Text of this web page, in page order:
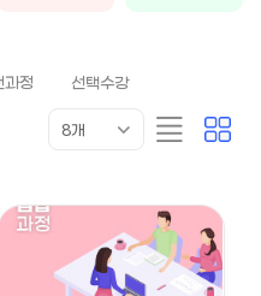
과정 선택수강
개
수
8개
리
스
카
드